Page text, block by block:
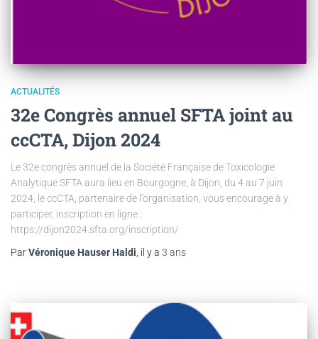
ACTUALITÉS
32e Congrès annuel SFTA joint au
ccCTA, Dijon 2024
Le 32e congrès annuel de la Société Française de Toxicologie
Analytique SFTA aura lieu en Bourgogne, à Dijon, du 4 au 7 juin
2024, le ccCTA, partenaire de l’organisation, vous encourage à y
participer, inscription en ligne :
https://dijon2024.sfta.org/inscription/
ParVéronique Hauser Haldi, il y a 3 ans